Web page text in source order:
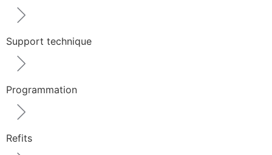
Support technique
Programmation
Refits